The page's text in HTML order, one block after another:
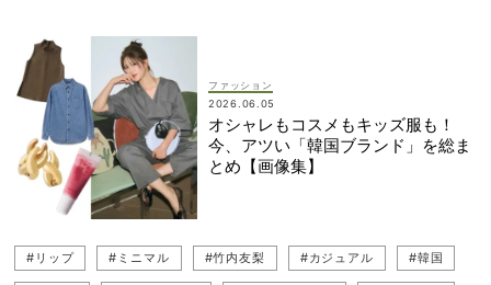
#ロゴT #竹内友梨
#Tシャツ #オンラインショップ
#韓国 #ミニマル #韓国ブランド
ファッション
2026.06.05
オシャレもコスメもキッズ服も！
今、アツい「韓国ブランド」を総ま
とめ【画像集】
#リップ #ミニマル #竹内友梨 #カジュアル #韓国